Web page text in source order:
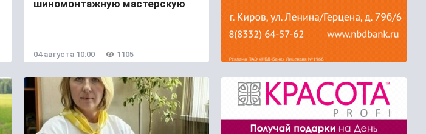
шиномонтажную мастерскую
04 августа 10:00 1105